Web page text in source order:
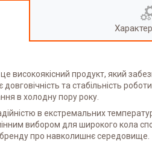
високоякісний продукт, який
та стабільність
в холодну пору року.
в екстремальних
вибором для широкого кола
про навколишнє середовище.